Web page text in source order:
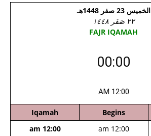
الخميس 23 صفر 1448هـ
٢٢ صَفَر ١٤٤٨
FAJR IQAMAH
00:00
12:00 AM
Begins
Iqamah
12:00 am
12:00 am